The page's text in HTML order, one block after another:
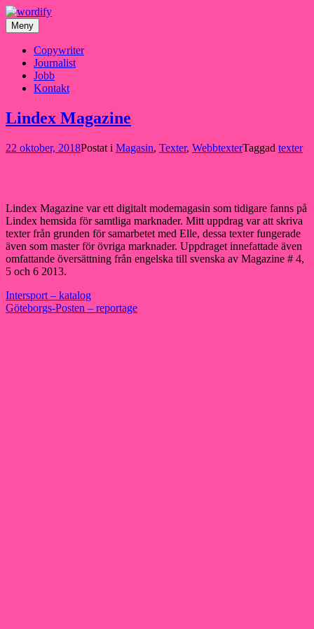
Hoppa
till
innehåll
Meny
Copywriter
Journalist
Jobb
Kontakt
Lindex Magazine
22 oktober, 2018Postat i Magasin, Texter, WebbtexterTaggad texter
Lindex Magazine var ett digitalt modemagasin som tidigare fanns på
Lindex hemsida för samtliga marknader. Mitt uppdrag var att skriva
texter från grunden för samarbetet med Elle, dessa texter fungerade
även som master för övriga marknader. Uppdraget innefattade även
omfattande översättning från engelska till svenska av Magazine # 4,
5 och 6 2013.
Inläggsnavigering
Intersport – katalog
Göteborgs-Posten – reportage